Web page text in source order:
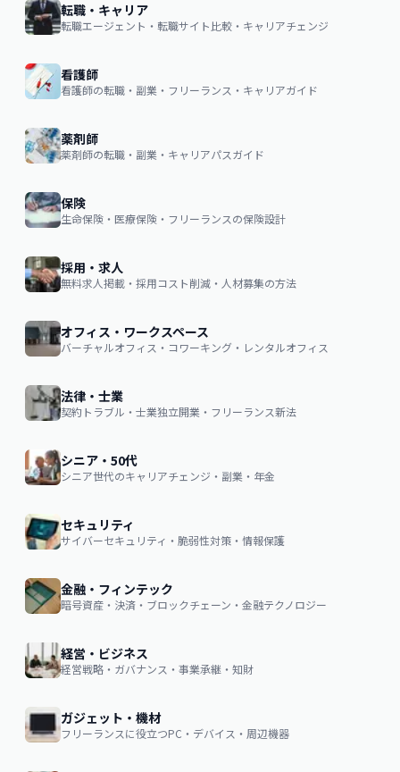
転職・キャリア
転職エージェント・転職サイト比較・キャリアチェンジ
看護師
看護師の転職・副業・フリーランス・キャリアガイド
薬剤師
薬剤師の転職・副業・キャリアパスガイド
保険
生命保険・医療保険・フリーランスの保険設計
採用・求人
無料求人掲載・採用コスト削減・人材募集の方法
オフィス・ワークスペース
バーチャルオフィス・コワーキング・レンタルオフィス
法律・士業
契約トラブル・士業独立開業・フリーランス新法
シニア・50代
シニア世代のキャリアチェンジ・副業・年金
セキュリティ
サイバーセキュリティ・脆弱性対策・情報保護
金融・フィンテック
暗号資産・決済・ブロックチェーン・金融テクノロジー
経営・ビジネス
経営戦略・ガバナンス・事業承継・知財
ガジェット・機材
フリーランスに役立つPC・デバイス・周辺機器